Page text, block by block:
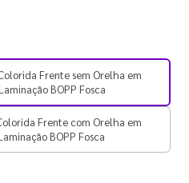
Frente sem Orelha em
BOPP Fosca
Frente com Orelha em
BOPP Fosca